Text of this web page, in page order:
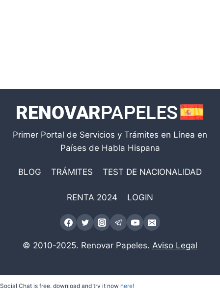
Primer Portal de Servicios y Trámites en Línea en
Países de Habla Hispana
BLOG TRÁMITES TEST DE NACIONALIDAD
RENTA 2024 LOGIN
© 2010-2025. Renovar Papeles. Aviso Legal
Social Chat is free, download and try it now here!